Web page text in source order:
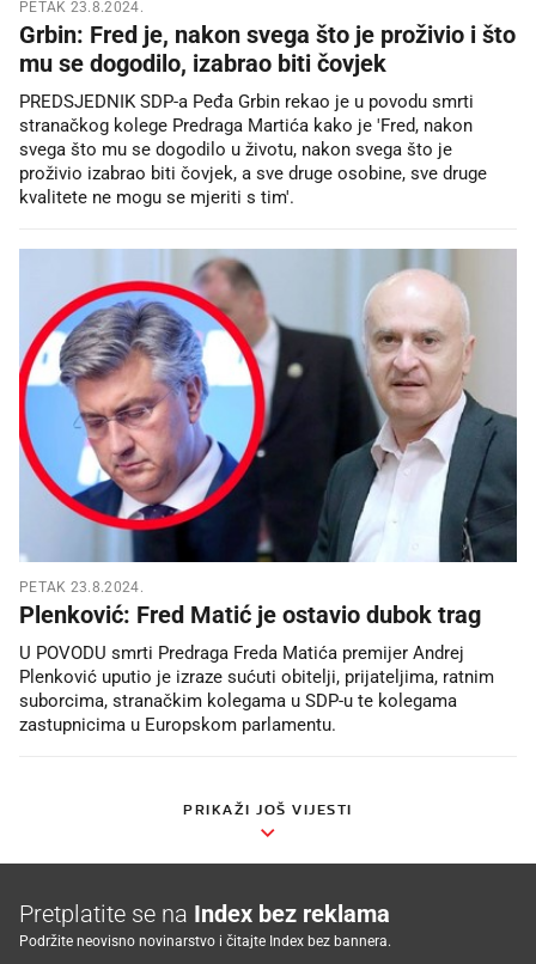
PETAK 23.8.2024.
Grbin: Fred je, nakon svega što je proživio i što
mu se dogodilo, izabrao biti čovjek
PREDSJEDNIK SDP-a Peđa Grbin rekao je u povodu smrti
stranačkog kolege Predraga Martića kako je 'Fred, nakon
svega što mu se dogodilo u životu, nakon svega što je
proživio izabrao biti čovjek, a sve druge osobine, sve druge
kvalitete ne mogu se mjeriti s tim'.
PETAK 23.8.2024.
Plenković: Fred Matić je ostavio dubok trag
U POVODU smrti Predraga Freda Matića premijer Andrej
Plenković uputio je izraze sućuti obitelji, prijateljima, ratnim
suborcima, stranačkim kolegama u SDP-u te kolegama
zastupnicima u Europskom parlamentu.
PRIKAŽI JOŠ VIJESTI
Pretplatite se na Index bez reklama
Podržite neovisno novinarstvo i čitajte Index bez bannera.